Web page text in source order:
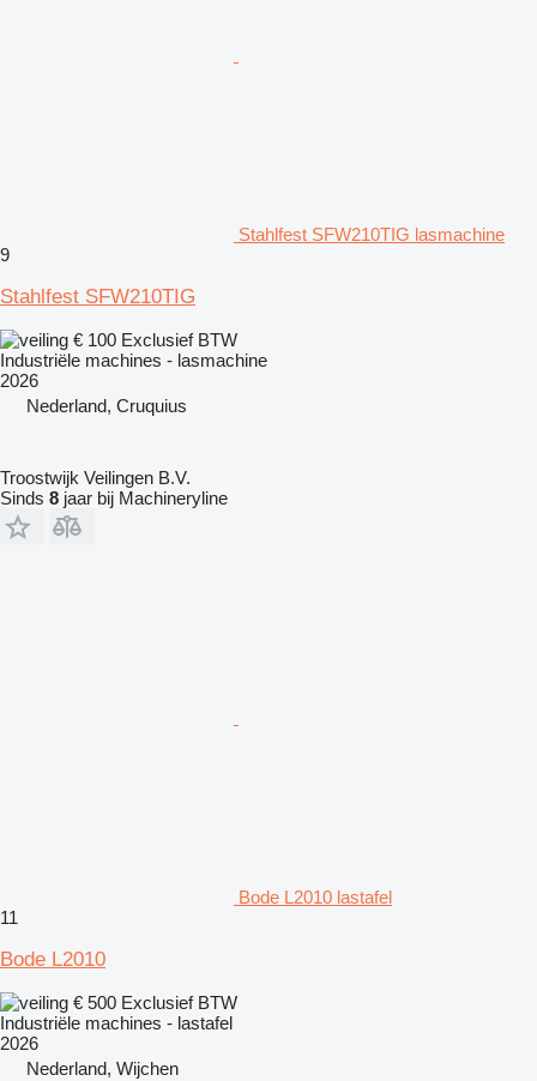
Stahlfest SFW210TIG lasmachine
9
Stahlfest SFW210TIG
€ 100 Exclusief BTW
Industriële machines - lasmachine
2026
Nederland, Cruquius
Troostwijk Veilingen B.V.
Sinds 8 jaar bij Machineryline
Bode L2010 lastafel
11
Bode L2010
€ 500 Exclusief BTW
Industriële machines - lastafel
2026
Nederland, Wijchen